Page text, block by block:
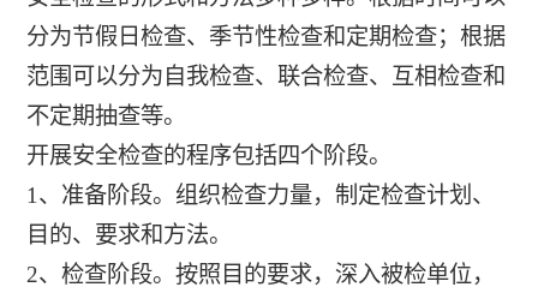
分为节假日检查、季节性检查和定期检查；根据
范围可以分为自我检查、联合检查、互相检查和
不定期抽查等。
开展安全检查的程序包括四个阶段。
1、准备阶段。组织检查力量，制定检查计划、
目的、要求和方法。
2、检查阶段。按照目的要求，深入被检单位，